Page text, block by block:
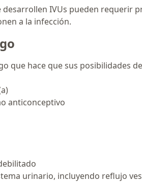
IVUs pueden requerir
a la infección.
que hace que sus posibilidades
anticonceptivo
urinario, incluyendo reflujo